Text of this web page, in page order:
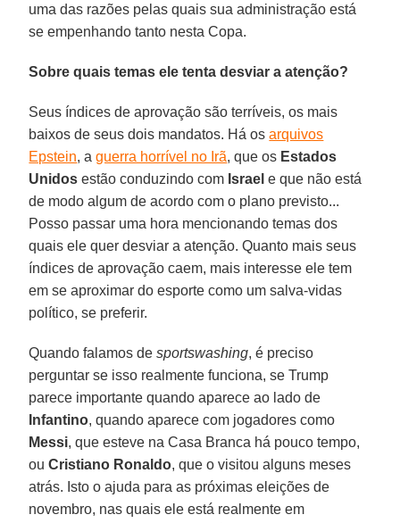
uma das razões pelas quais sua administração está
se empenhando tanto nesta Copa.
Sobre quais temas ele tenta desviar a atenção?
Seus índices de aprovação são terríveis, os mais
baixos de seus dois mandatos. Há osarquivos
Epstein, aguerra horrível no Irã, que os Estados
Unidos estão conduzindo com Israel e que não está
de modo algum de acordo com o plano previsto...
Posso passar uma hora mencionando temas dos
quais ele quer desviar a atenção. Quanto mais seus
índices de aprovação caem, mais interesse ele tem
em se aproximar do esporte como um salva-vidas
político, se preferir.
Quando falamos desportswashing, é preciso
perguntar se isso realmente funciona, se Trump
parece importante quando aparece ao lado de
Infantino, quando aparece com jogadores como
Messi, que esteve na Casa Branca há pouco tempo,
ouCristiano Ronaldo, que o visitou alguns meses
atrás. Isto o ajuda para as próximas eleições de
novembro, nas quais ele está realmente em